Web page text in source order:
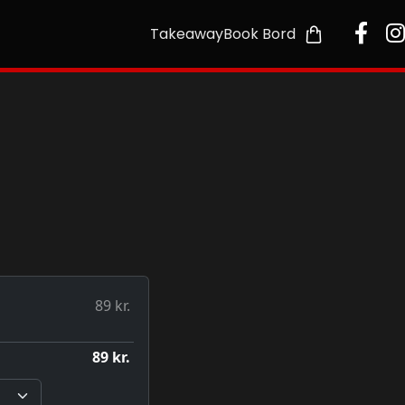
TakeawayBook Bord